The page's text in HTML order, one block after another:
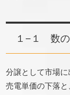
１−１ 数の
分譲として市場に
売電単価の下落